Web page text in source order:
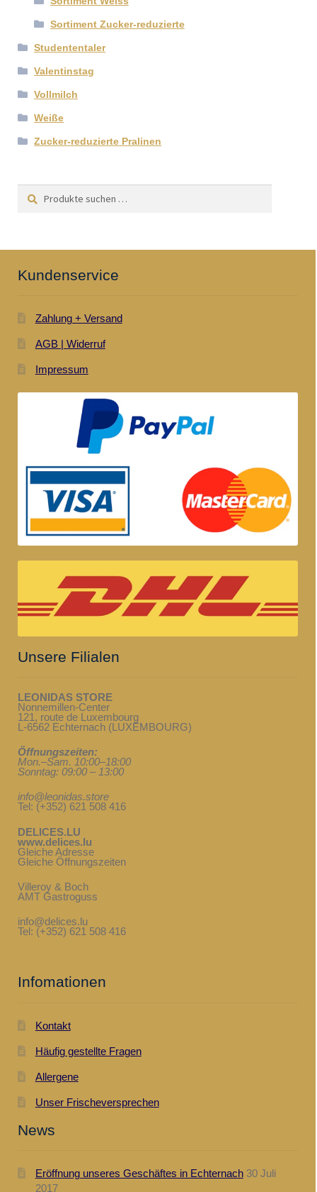
Sortiment Zucker-reduzierte
Studententaler
Valentinstag
Vollmilch
Weiße
Zucker-reduzierte Pralinen
Suchen
Suchen
Kundenservice
Zahlung + Versand
AGB | Widerruf
Impressum
Unsere Filialen
LEONIDAS STORE
Nonnemillen-Center
121, route de Luxembourg
L-6562 Echternach (LUXEMBOURG)
Öffnungszeiten:
Mon.–Sam. 10:00–18:00
Sonntag: 09:00 – 13:00
info@leonidas.store
Tel: (+352) 621 508 416
DELICES.LU
www.delices.lu
Gleiche Adresse
Gleiche Öffnungszeiten
Villeroy & Boch
AMT Gastroguss
info@delices.lu
Tel: (+352) 621 508 416
Infomationen
Kontakt
Häufig gestellte Fragen
Allergene
Unser Frischeversprechen
News
Eröffnung unseres Geschäftes in Echternach 30 Juli
2017